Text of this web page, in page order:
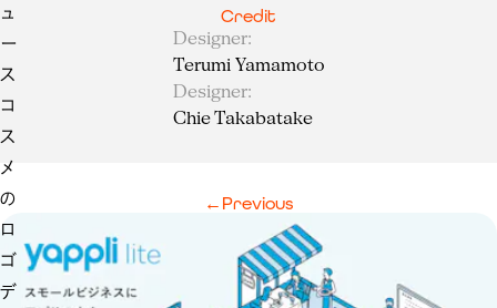
ュ
ー
ス
コ
ス
メ
の
ロ
ゴ
デ
Credit
Designer:
Terumi Yamamoto
Designer:
Chie Takabatake
Previous
←